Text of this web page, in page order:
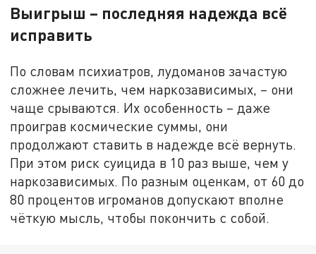
Выигрыш – последняя надежда всё
исправить
По словам психиатров, лудоманов зачастую
сложнее лечить, чем наркозависимых, – они
чаще срываются. Их особенность – даже
проиграв космические суммы, они
продолжают ставить в надежде всё вернуть.
При этом риск суицида в 10 раз выше, чем у
наркозависимых. По разным оценкам, от 60 до
80 процентов игроманов допускают вполне
чёткую мысль, чтобы покончить с собой.